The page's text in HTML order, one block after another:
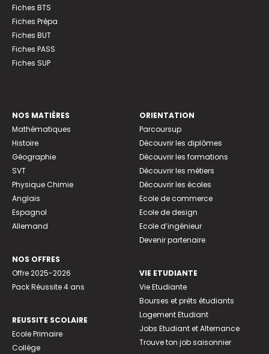
Fiches BTS
Fiches Prépa
Fiches BUT
Fiches PASS
Fiches SUP
NOS MATIÈRES
Mathématiques
Histoire
Géographie
SVT
Physique Chimie
Anglais
Espagnol
Allemand
NOS OFFRES
Offre 2025-2026
Pack Réussite 4 ans
REUSSITE SCOLAIRE
Ecole Primaire
Collège
ORIENTATION
Parcoursup
Découvrir les diplômes
Découvrir les formations
Découvrir les métiers
Découvrir les écoles
Ecole de commerce
Ecole de design
Ecole d’ingénieur
Devenir partenaire
VIE ETUDIANTE
Vie Etudiante
Bourses et prêts étudiants
Logement Etudiant
Jobs Etudiant et Alternance
Trouve ton job saisonnier